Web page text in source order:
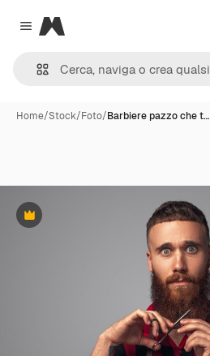
Close menu
Magnific
Home/Stock/Foto/Barbiere pazzo che t…
Premium